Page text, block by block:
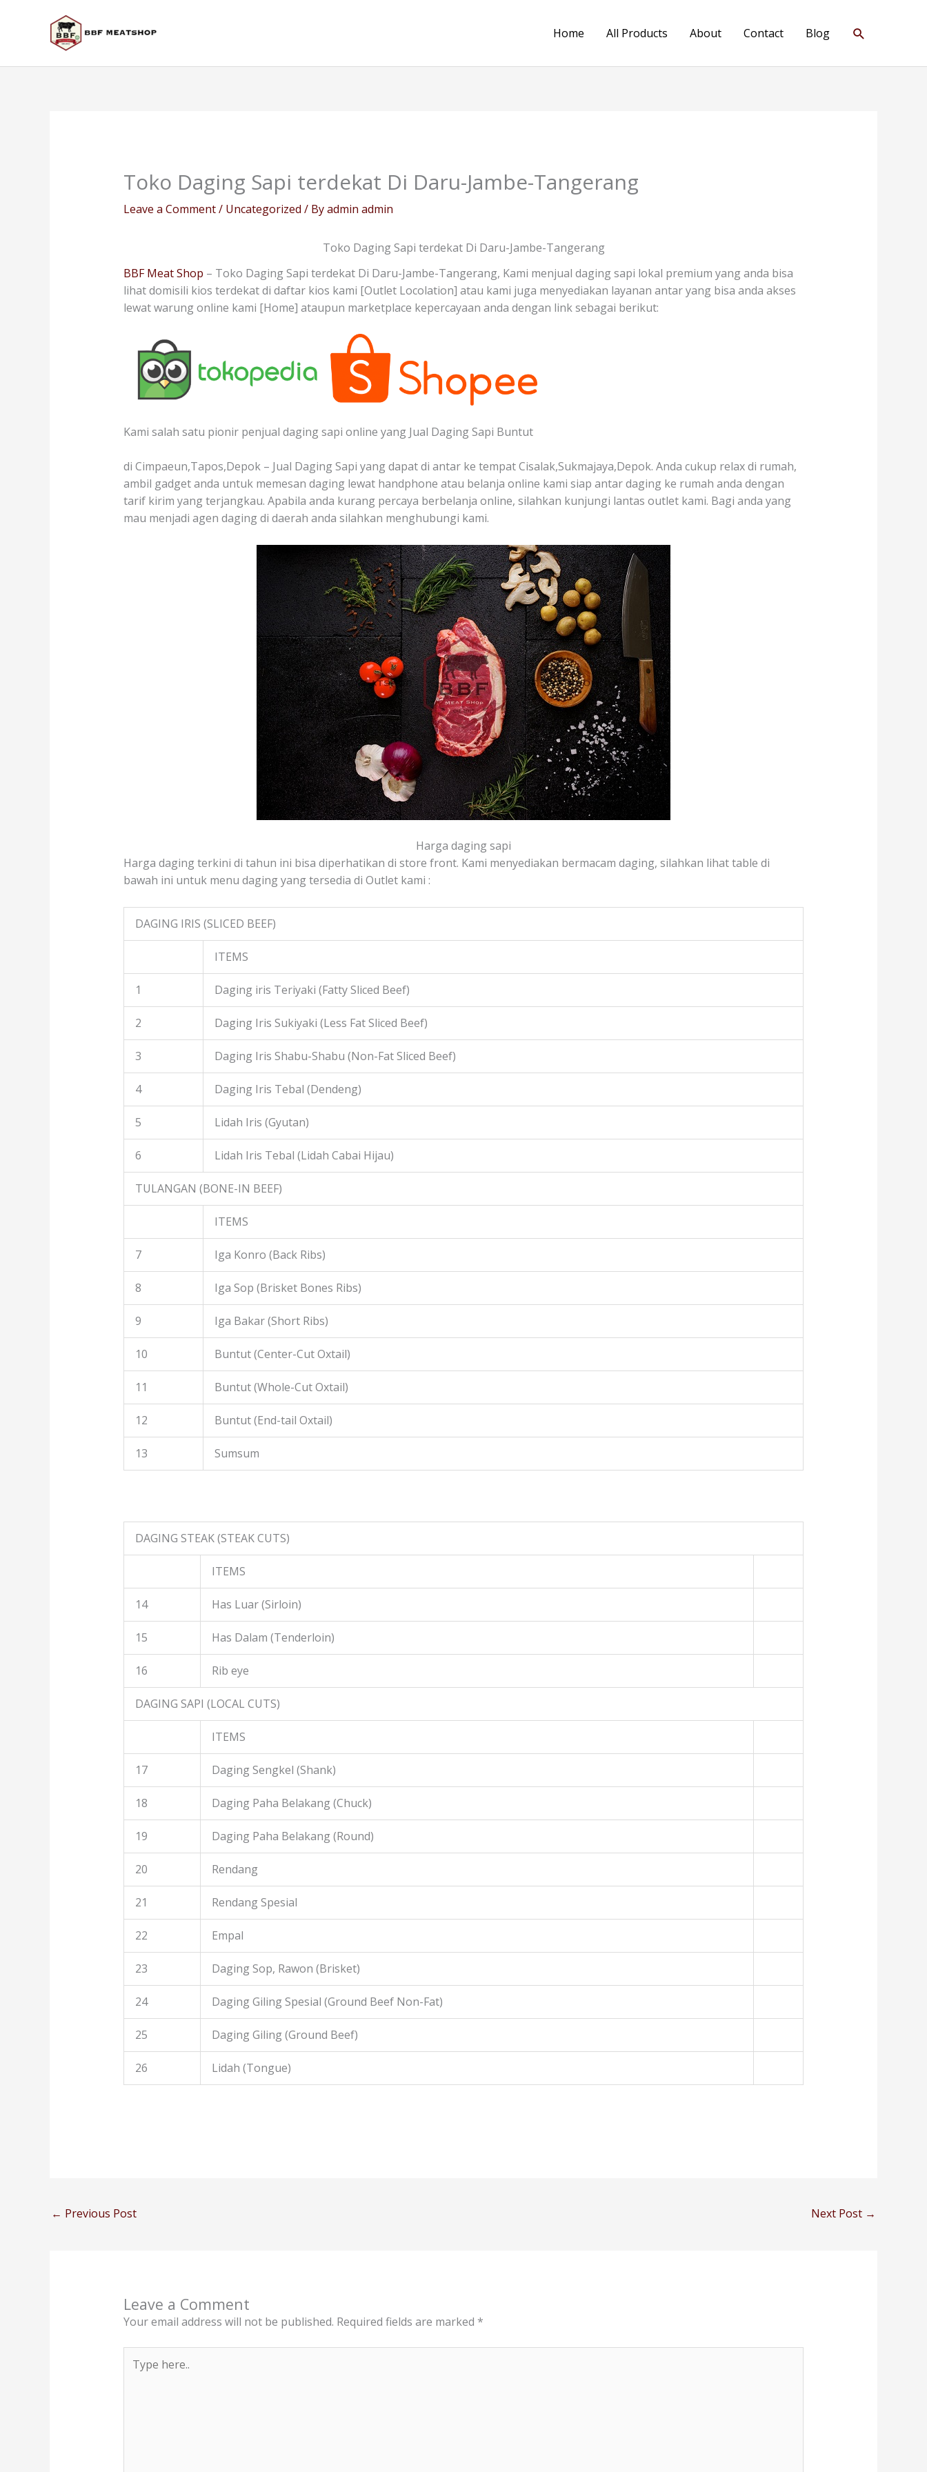
Home All Products About Contact Blog Search
Toko Daging Sapi terdekat Di Daru-Jambe-Tangerang
Leave a Comment/ Uncategorized / Byadmin admin
Toko Daging Sapi terdekat Di Daru-Jambe-Tangerang
BBF Meat Shop – Toko Daging Sapi terdekat Di Daru-Jambe-Tangerang, Kami menjual daging sapi lokal premium yang anda bisa
lihat domisili kios terdekat di daftar kios kami [Outlet Locolation] atau kami juga menyediakan layanan antar yang bisa anda akses
lewat warung online kami [Home] ataupun marketplace kepercayaan anda dengan link sebagai berikut:
Kami salah satu pionir penjual daging sapi online yang Jual Daging Sapi Buntut
di Cimpaeun,Tapos,Depok – Jual Daging Sapi yang dapat di antar ke tempat Cisalak,Sukmajaya,Depok. Anda cukup relax di rumah,
ambil gadget anda untuk memesan daging lewat handphone atau belanja online kami siap antar daging ke rumah anda dengan
tarif kirim yang terjangkau. Apabila anda kurang percaya berbelanja online, silahkan kunjungi lantas outlet kami. Bagi anda yang
mau menjadi agen daging di daerah anda silahkan menghubungi kami.
Harga daging sapi
Harga daging terkini di tahun ini bisa diperhatikan di store front. Kami menyediakan bermacam daging, silahkan lihat table di
bawah ini untuk menu daging yang tersedia di Outlet kami :
DAGING IRIS (SLICED BEEF)
ITEMS
1 Daging iris Teriyaki (Fatty Sliced Beef)
2 Daging Iris Sukiyaki (Less Fat Sliced Beef)
3 Daging Iris Shabu-Shabu (Non-Fat Sliced Beef)
4 Daging Iris Tebal (Dendeng)
5 Lidah Iris (Gyutan)
6 Lidah Iris Tebal (Lidah Cabai Hijau)
TULANGAN (BONE-IN BEEF)
ITEMS
7 Iga Konro (Back Ribs)
8 Iga Sop (Brisket Bones Ribs)
9 Iga Bakar (Short Ribs)
10 Buntut (Center-Cut Oxtail)
11 Buntut (Whole-Cut Oxtail)
12 Buntut (End-tail Oxtail)
13 Sumsum
DAGING STEAK (STEAK CUTS)
ITEMS
14 Has Luar (Sirloin)
15 Has Dalam (Tenderloin)
16 Rib eye
DAGING SAPI (LOCAL CUTS)
ITEMS
17 Daging Sengkel (Shank)
18 Daging Paha Belakang (Chuck)
19 Daging Paha Belakang (Round)
20 Rendang
21 Rendang Spesial
22 Empal
23 Daging Sop, Rawon (Brisket)
24 Daging Giling Spesial (Ground Beef Non-Fat)
25 Daging Giling (Ground Beef)
26 Lidah (Tongue)
← Previous Post Next Post →
Leave a Comment
Your email address will not be published. Required fields are marked *
here..